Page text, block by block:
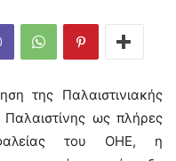
της Παλαιστινιακής
ως πλήρες
του ΟΗΕ, η